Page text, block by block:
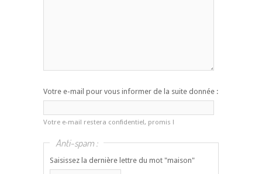
Votre e-mail pour vous informer de la suite donnée :
Votre e-mail restera confidentiel, promis !
Anti-spam :
Saisissez la dernière lettre du mot "maison"